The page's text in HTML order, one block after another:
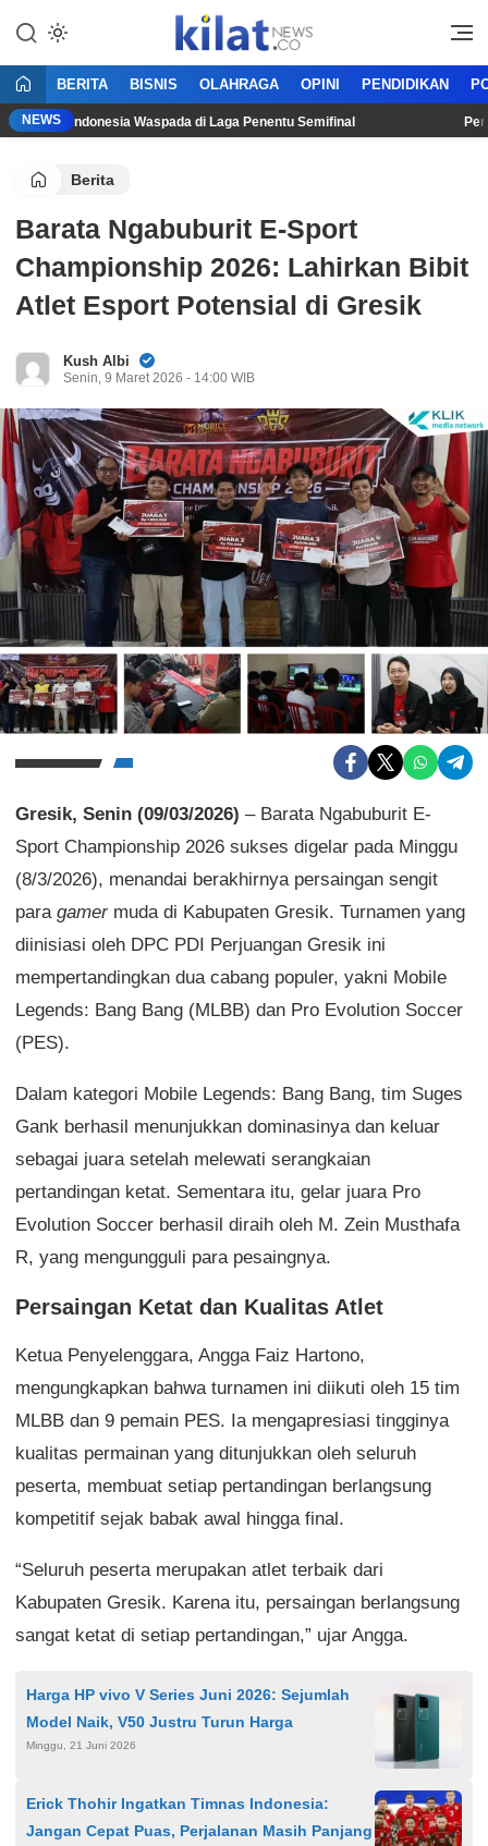
KilatNews.co
Mencerdaskan Anak Bangsa
BERITA BISNIS OLAHRAGA OPINI PENDIDIKAN
NEWS
Indonesia Waspada di Laga Penentu Semifinal Persib
Berita
Barata Ngabuburit E-Sport
Championship 2026: Lahirkan Bibit
Atlet Esport Potensial di Gresik
Kush Albi
Senin, 9 Maret 2026 - 14:00 WIB
Gresik, Senin (09/03/2026) – Barata Ngabuburit E-
Sport Championship 2026 sukses digelar pada Minggu
(8/3/2026), menandai berakhirnya persaingan sengit
para gamermuda di Kabupaten Gresik. Turnamen yang
diinisiasi oleh DPC PDI Perjuangan Gresik ini
mempertandingkan dua cabang populer, yakni Mobile
Legends: Bang Bang (MLBB) dan Pro Evolution Soccer
(PES).
Dalam kategori Mobile Legends: Bang Bang, tim Suges
Gank berhasil menunjukkan dominasinya dan keluar
sebagai juara setelah melewati serangkaian
pertandingan ketat. Sementara itu, gelar juara Pro
Evolution Soccer berhasil diraih oleh M. Zein Musthafa
R, yang mengungguli para pesaingnya.
Persaingan Ketat dan Kualitas Atlet
Ketua Penyelenggara, Angga Faiz Hartono,
mengungkapkan bahwa turnamen ini diikuti oleh 15 tim
MLBB dan 9 pemain PES. Ia mengapresiasi tingginya
kualitas permainan yang ditunjukkan oleh seluruh
peserta, membuat setiap pertandingan berlangsung
kompetitif sejak babak awal hingga final.
“Seluruh peserta merupakan atlet terbaik dari
Kabupaten Gresik. Karena itu, persaingan berlangsung
sangat ketat di setiap pertandingan,” ujar Angga.
Harga HP vivo V Series Juni 2026: Sejumlah
Model Naik, V50 Justru Turun Harga
Minggu, 21 Juni 2026
Erick Thohir Ingatkan Timnas Indonesia:
Jangan Cepat Puas, Perjalanan Masih Panjang